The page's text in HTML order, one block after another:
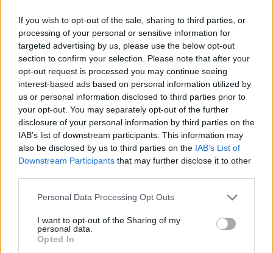
If you wish to opt-out of the sale, sharing to third parties, or
processing of your personal or sensitive information for
targeted advertising by us, please use the below opt-out
section to confirm your selection. Please note that after your
opt-out request is processed you may continue seeing
interest-based ads based on personal information utilized by
us or personal information disclosed to third parties prior to
your opt-out. You may separately opt-out of the further
disclosure of your personal information by third parties on the
IAB’s list of downstream participants. This information may
also be disclosed by us to third parties on the IAB’s List of
Downstream Participants that may further disclose it to other
Personal Data Processing Opt Outs
I want to opt-out of the Sharing of my
personal data.
Opted In
Υγεία
Διακαθετηριακή αντιμετώπιση ανευρυσμάτων